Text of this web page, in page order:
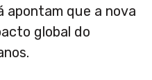
apontam que a nova
global do